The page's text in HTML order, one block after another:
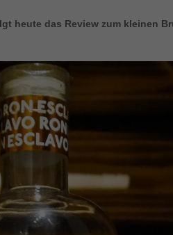
heute das Review zum kleinen